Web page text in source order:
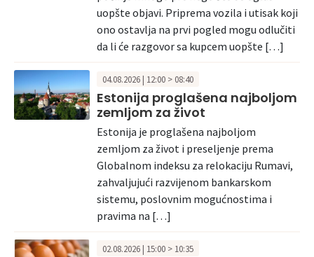
uopšte objavi. Priprema vozila i utisak koji
ono ostavlja na prvi pogled mogu odlučiti
da li će razgovor sa kupcem uopšte […]
04.08.2026 | 12:00 > 08:40
Estonija proglašena najboljom
zemljom za život
Estonija je proglašena najboljom
zemljom za život i preseljenje prema
Globalnom indeksu za relokaciju Rumavi,
zahvaljujući razvijenom bankarskom
sistemu, poslovnim mogućnostima i
pravima na […]
02.08.2026 | 15:00 > 10:35